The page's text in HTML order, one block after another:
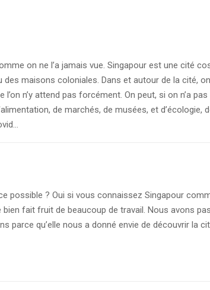
on ne l’a jamais vue. Singapour est une cité
maisons coloniales. Dans et autour de la cité,
n’y attend pas forcément. On peut, si on n’a
de marchés, de musées, et
possible ? Oui si vous connaissez Singapour
fait fruit de beaucoup de travail. Nous avons
parce qu’elle nous a donné envie de découvrir la